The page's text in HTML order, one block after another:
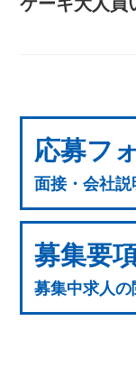
応募フ
面接・会社
募集要
募集中求人の